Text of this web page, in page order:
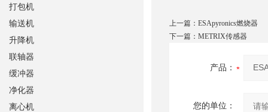
上一篇： ESApyronics燃烧器
下一篇： METRIX传感器
产品：
您的单位：
打包机
输送机
升降机
联轴器
缓冲器
净化器
离心机